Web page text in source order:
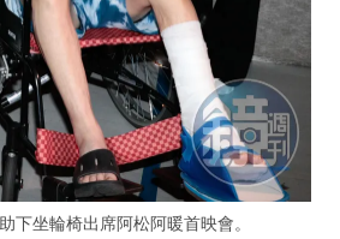
下坐輪椅出席阿松阿暖首映會。